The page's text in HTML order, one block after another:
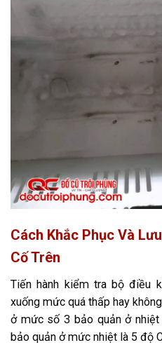
Cách Khắc Phục Và
Cố Trên
Tiến hành kiểm tra bộ điều
xuống mức quá thấp hay
ở mức số 3 bảo quản ở
bảo quản ở mức nhiệt là 5 độ